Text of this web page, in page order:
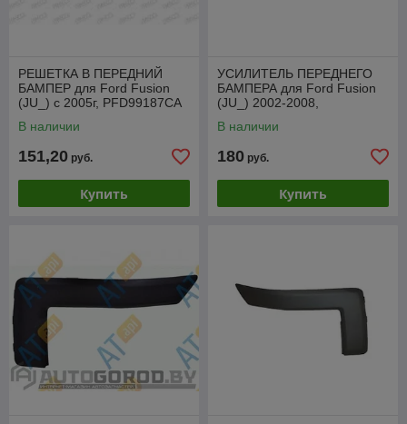
РЕШЕТКА В ПЕРЕДНИЙ
БАМПЕР для Ford Fusion
(JU_) с 2005г, PFD99187CA
В наличии
151,20 руб.
Купить
УСИЛИТЕЛЬ ПЕРЕДНЕГО
БАМПЕРА для Ford Fusion
(JU_) 2002-2008,
В наличии
180 руб.
Купить